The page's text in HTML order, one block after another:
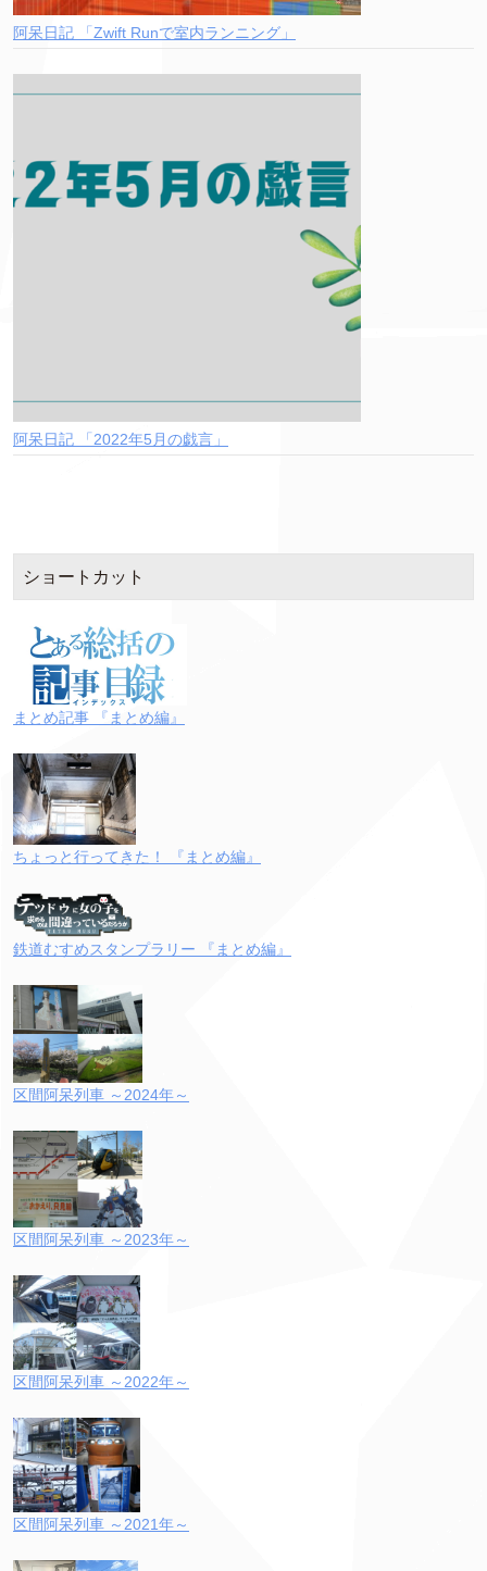
阿呆日記 「Zwift Runで室内ランニング」
阿呆日記 「2022年5月の戯言」
ショートカット
まとめ記事 『まとめ編』
ちょっと行ってきた！ 『まとめ編』
鉄道むすめスタンプラリー 『まとめ編』
区間阿呆列車 ～2024年～
区間阿呆列車 ～2023年～
区間阿呆列車 ～2022年～
区間阿呆列車 ～2021年～